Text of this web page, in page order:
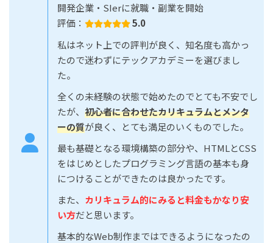
開発企業・SIerに就職・副業を開始
評価：
5.0
私はネット上での評判が良く、知名度も高かっ
たので迷わずにテックアカデミーを選びまし
た。
全くの未経験の状態で始めたのでとても不安でし
たが、 初心者に合わせたカリキュラムとメンタ
ーの質が良く、とても満足のいくものでした。
最も基礎となる環境構築の部分や、HTMLとCSS
をはじめとしたプログラミング言語の基本も身
につけることができたのは良かったです。
また、 カリキュラム的にみると料金もかなり安
い方だと思います。
基本的なWeb制作まではできるようになったの